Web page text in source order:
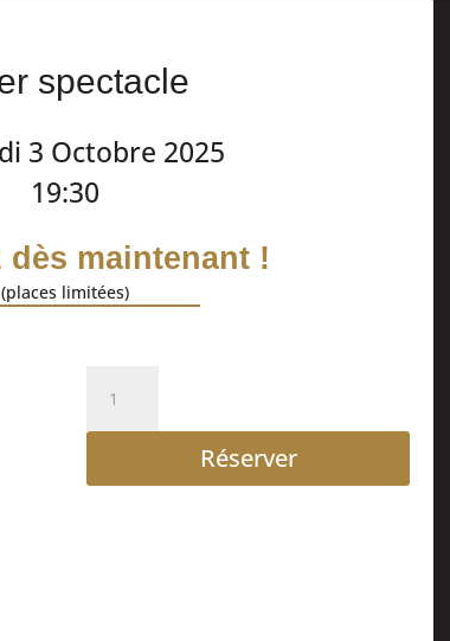
spectacle
3 Octobre 2025
19:30
dès maintenant !
(places limitées)
Dîner
Réserver